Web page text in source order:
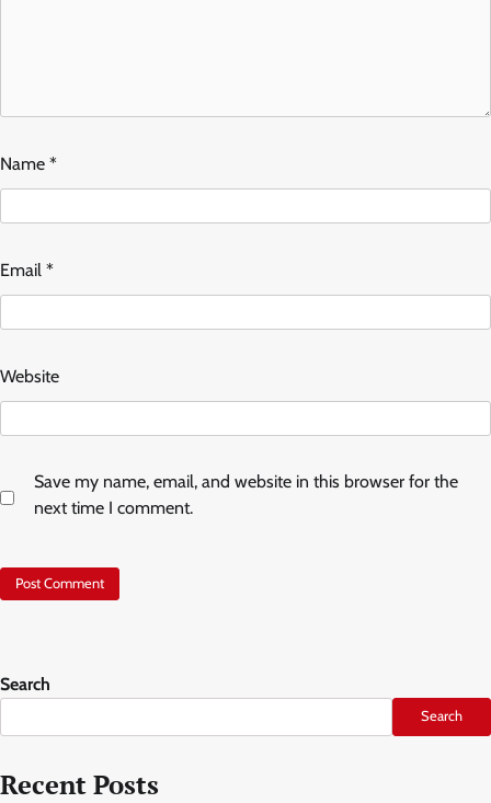
Name *
Email *
Website
Save my name, email, and website in this browser for the
next time I comment.
Search
Search
Recent Posts